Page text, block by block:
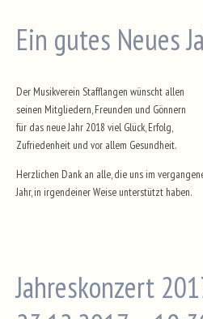
Ein gutes Neues
Der Musikverein Stafflangen wünscht allen
seinen Mitgliedern, Freunden und Gönnern
für das neue Jahr 2018 viel Glück, Erfolg,
Zufriedenheit und vor allem Gesundheit.
Herzlichen Dank an alle, die uns im
Jahr, in irgendeiner Weise unterstützt haben.
Jahreskonzert